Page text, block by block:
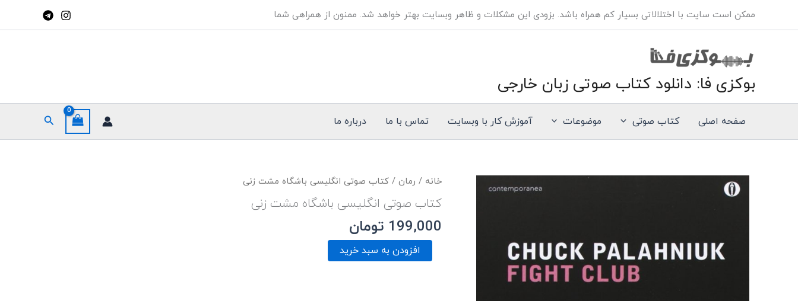
محتوا
ممکن است سایت با اختلالاتی بسیار کم همراه باشد. بزودی این مشکلات و ظاهر وبسایت بهتر خواهد شد. ممنون از همراهی شما
بوکزی فا: دانلود کتاب صوتی زبان خارجی
صفحه اصلی کتاب صوتی موضوعات آموزش کار با وبسایت تماس با ما درباره ما جستجو
خانه / رمان / کتاب صوتی انگلیسی باشگاه مشت زنی
کتاب صوتی انگلیسی باشگاه مشت زنی
199,000 تومان
کتاب
صوتی
افزودن به سبد خرید